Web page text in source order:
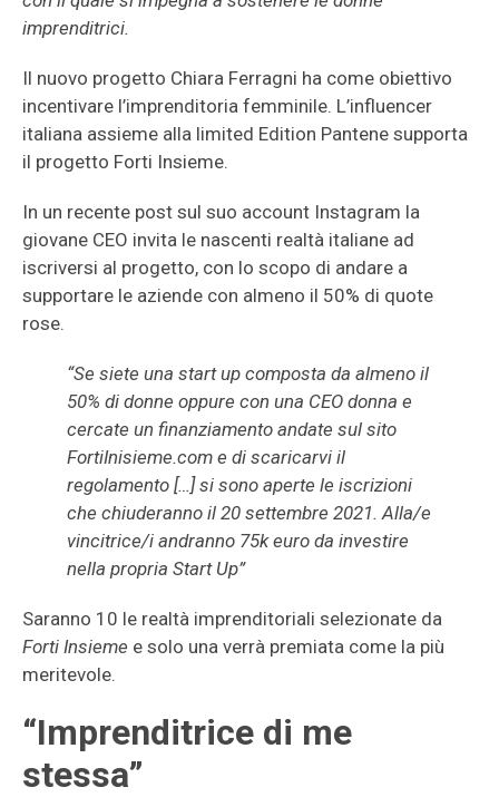
imprenditrici.
Il nuovo progetto Chiara Ferragni ha come obiettivo
incentivare l’imprenditoria femminile. L’influencer
italiana assieme alla limited Edition Pantene supporta
il progetto Forti Insieme.
In un recente post sul suo account Instagram la
giovane CEO invita le nascenti realtà italiane ad
iscriversi al progetto, con lo scopo di andare a
supportare le aziende con almeno il 50% di quote
rose.
“Se siete una start up composta da almeno il
50% di donne oppure con una CEO donna e
cercate un finanziamento andate sul sito
FortiInisieme.com e di scaricarvi il
regolamento […] si sono aperte le iscrizioni
che chiuderanno il 20 settembre 2021. Alla/e
vincitrice/i andranno 75k euro da investire
nella propria Start Up”
Saranno 10 le realtà imprenditoriali selezionate da
Forti Insieme e solo una verrà premiata come la più
meritevole.
“Imprenditrice di me
stessa”